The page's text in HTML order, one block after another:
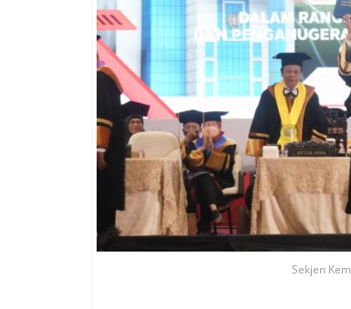
Sekjen